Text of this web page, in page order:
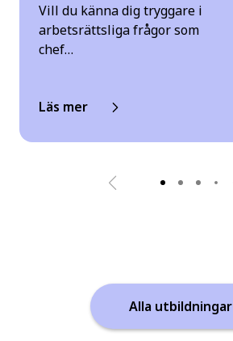
Vill du känna dig tryggare i
arbetsrättsliga frågor som
chef…
Läs mer
Alla utbildningar